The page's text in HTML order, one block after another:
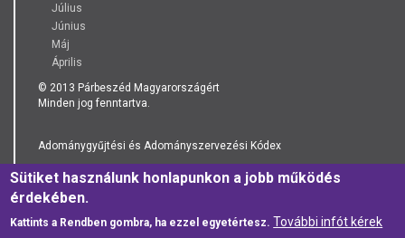
Július
Június
Máj
Április
© 2013 Párbeszéd Magyarországért
Minden jog fenntartva.
Adománygyűjtési és Adományszervezési Kódex
Sütiket használunk honlapunkon a jobb működés
érdekében.
Kattints a Rendben gombra, ha ezzel egyetértesz. További infót kérek